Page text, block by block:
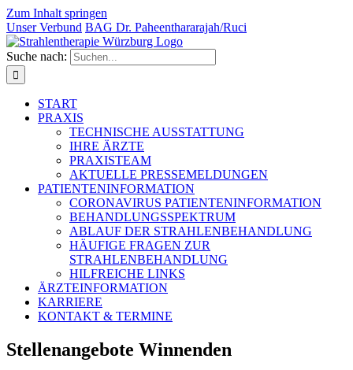
Zum Inhalt springen
Unser Verbund BAG Dr. Paheentha­rarajah/Ruci
Suche nach:
START
PRAXIS
TECHNISCHE AUSSTATTUNG
IHRE ÄRZTE
PRAXISTEAM
AKTUELLE PRESSEMELDUNGEN
PATIENTENINFORMATION
CORONAVIRUS PATIENTENINFORMATION
BEHANDLUNGSSPEKTRUM
ABLAUF DER STRAHLENBEHANDLUNG
HÄUFIGE FRAGEN ZUR
STRAHLENBEHANDLUNG
HILFREICHE LINKS
ÄRZTEINFORMATION
KARRIERE
KONTAKT & TERMINE
Stellenangebote Winnenden